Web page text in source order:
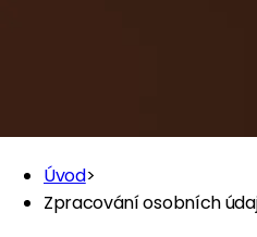
Úvod>
Zpracování osobních